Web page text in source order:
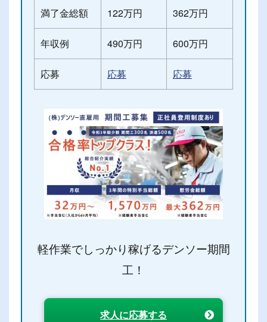
満了金総額 122万円 362万円
年収例 490万円 600万円
応募 応募 応募
軽作業でしっかり稼げるデンソー期間
工！
求人に応募する